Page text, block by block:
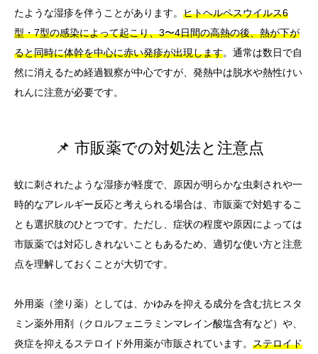
たような湿疹を伴うことがあります。 ヒトヘルペスウイルス6
型・7型の感染によって起こり、3〜4日間の高熱の後、熱が下が
ると同時に体幹を中心に赤い発疹が出現します。通常は数日で自
然に消えるため経過観察が中心ですが、発熱中は脱水や熱性けい
れんに注意が必要です。
📌 市販薬での対処法と注意点
蚊に刺されたような湿疹が軽度で、原因が明らかな虫刺されや一
時的なアレルギー反応と考えられる場合は、市販薬で対処するこ
とも選択肢のひとつです。ただし、症状の程度や原因によっては
市販薬では対応しきれないこともあるため、適切な使い方と注意
点を理解しておくことが大切です。
外用薬（塗り薬）としては、かゆみを抑える成分を含む抗ヒスタ
ミン薬外用剤（クロルフェニラミンマレイン酸塩含有など）や、
炎症を抑えるステロイド外用薬が市販されています。 ステロイド